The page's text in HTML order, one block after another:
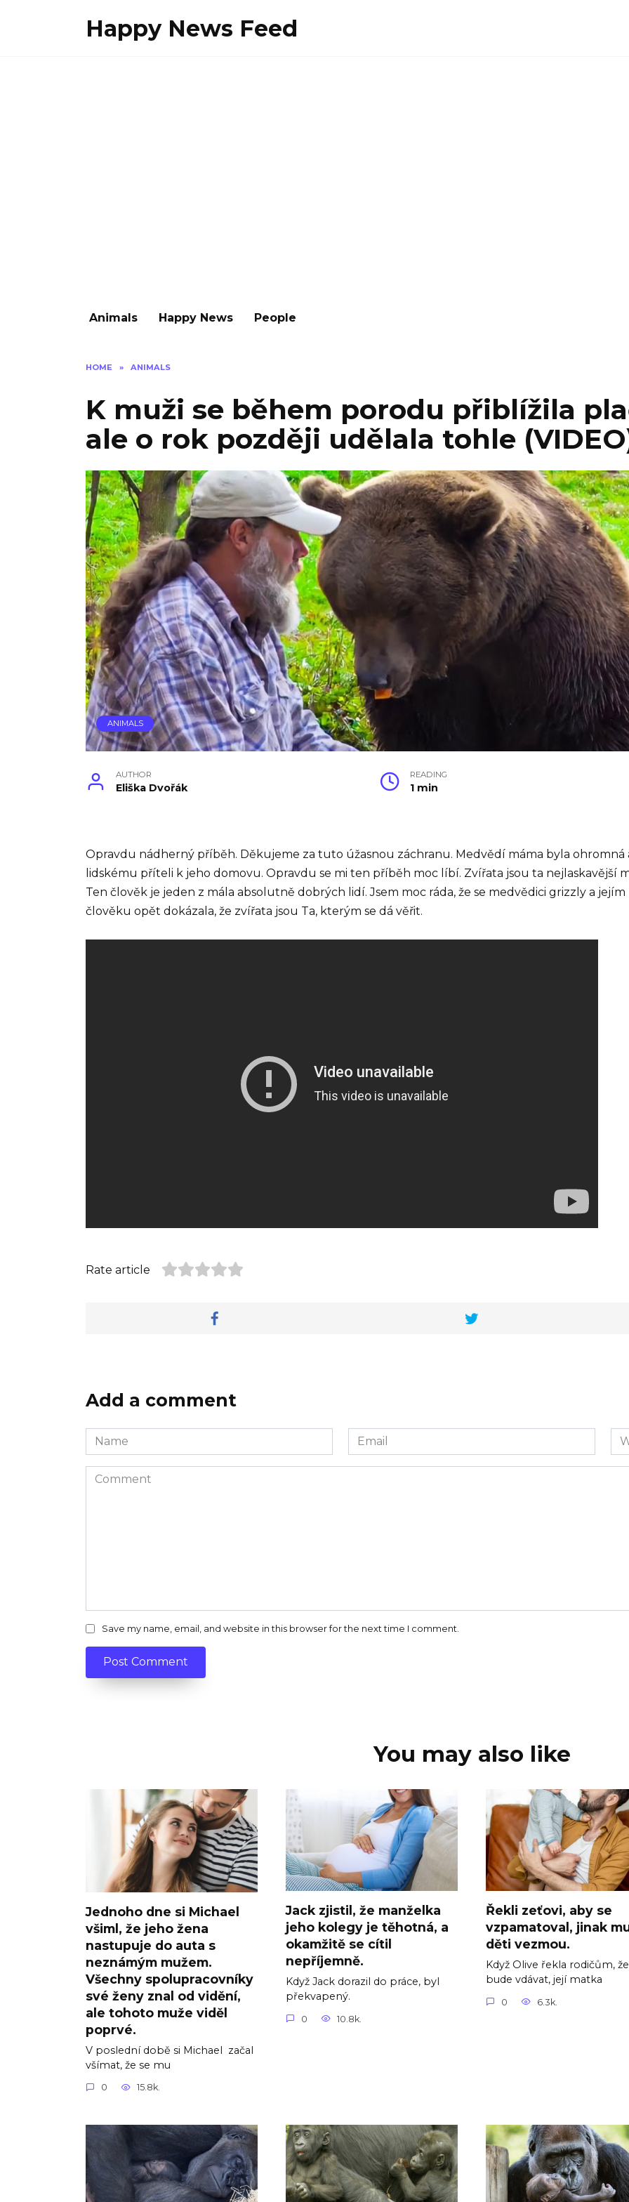
Happy News Feed
Animals Happy News People
HOME » ANIMALS
K muži se během porodu přiblížila
ale o rok později udělala tohle
ANIMALS
AUTHOR
Eliška Dvořák
READING
1 min
Opravdu nádherný příběh. Děkujeme za tuto úžasnou záchranu. Medvědí máma byla ohromná
lidskému příteli k jeho domovu. Opravdu se mi ten příběh moc líbí. Zvířata jsou ta nejlaskavější
Ten člověk je jeden z mála absolutně dobrých lidí. Jsem moc ráda, že se medvědici grizzly a
člověku opět dokázala, že zvířata jsou Ta, kterým se dá věřit.
Rate article
Add a comment
Name
*
Email
*
Comment
Save my name, email, and website in this browser for the next time I comment.
You may also like
Jednoho dne si Michael
všiml, že jeho žena
nastupuje do auta s
neznámým mužem.
Všechny spolupracovníky
své ženy znal od vidění,
ale tohoto muže viděl
poprvé.
V poslední době si Michael začal
všímat, že se mu
0 15.8k.
Jack zjistil, že manželka
jeho kolegy je těhotná, a
okamžitě se cítil
nepříjemně.
Když Jack dorazil do práce, byl
překvapený.
0 10.8k.
Řekli zeťovi, aby se
vzpamatoval, jinak
děti vezmou.
Když Olive řekla rodičům,
bude vdávat, její matka
0 6.3k.